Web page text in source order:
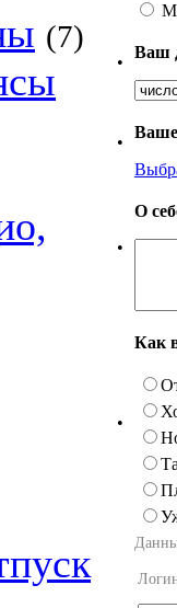
(7)
•
Ваш
•
Ваше
•
О
•
Как